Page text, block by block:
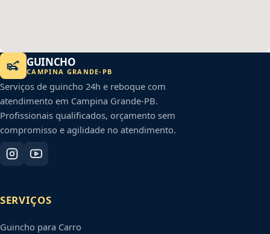
GUINCHO
CAMPINA GRANDE- PB
Serviços de guincho 24h e reboque com
atendimento em Campina Grande-PB.
Profissionais qualificados, orçamento sem
compromisso e agilidade no atendimento.
SERVIÇOS
Guincho para Carro